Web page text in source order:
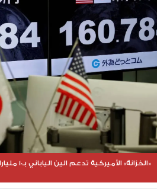
«الخزانة» الأميركية تدعم الين الياباني بـ10 مليارات دولار